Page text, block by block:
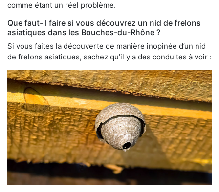
comme étant un réel problème.
Que faut-il faire si vous découvrez un nid de frelons
asiatiques dans les Bouches-du-Rhône ?
Si vous faites la découverte de manière inopinée d’un nid
de frelons asiatiques, sachez qu’il y a des conduites à voir :